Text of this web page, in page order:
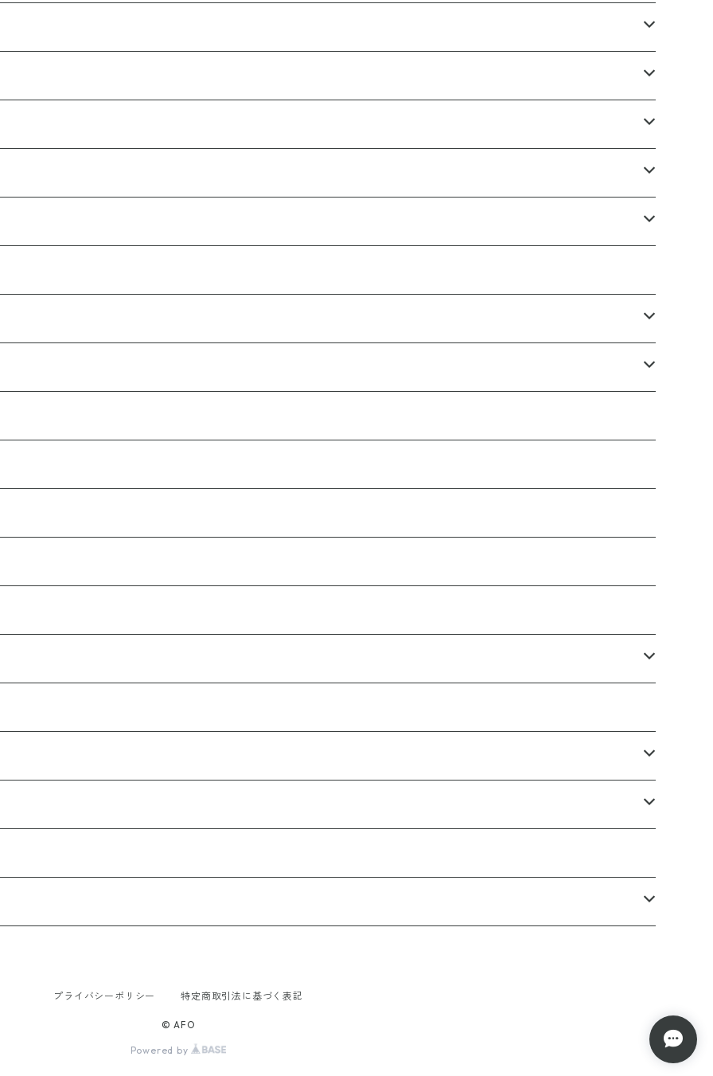
プライバシーポリシー 特定商取引法に基づく表記
© AFO
Powered by